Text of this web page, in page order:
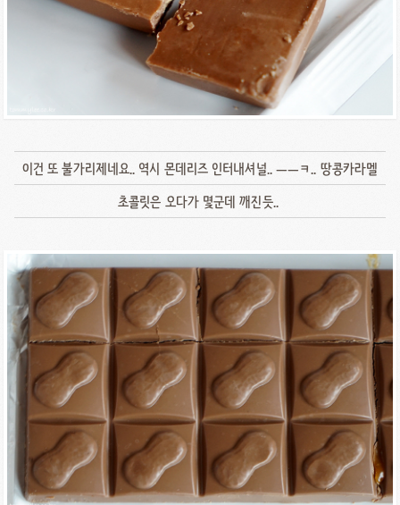
이건 또 불가리제네요.. 역시 몬데리즈 인터내셔널.. ㅡㅡㅋ.. 땅콩카라멜
초콜릿은 오다가 몇군데 깨진듯..